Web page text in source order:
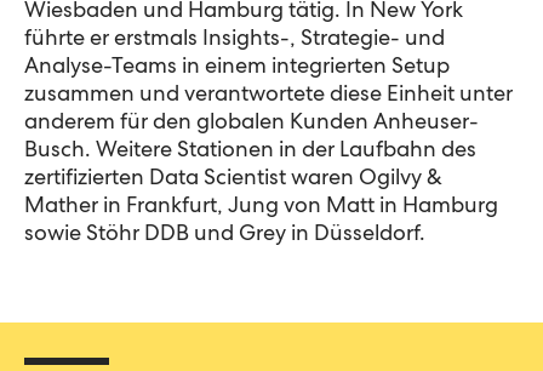
Wiesbaden und Hamburg tätig. In New York
führte er erstmals Insights-, Strategie- und
Analyse-Teams in einem integrierten Setup
zusammen und verantwortete diese Einheit unter
anderem für den globalen Kunden Anheuser-
Busch. Weitere Stationen in der Laufbahn des
zertifizierten Data Scientist waren Ogilvy &
Mather in Frankfurt, Jung von Matt in Hamburg
sowie Stöhr DDB und Grey in Düsseldorf.